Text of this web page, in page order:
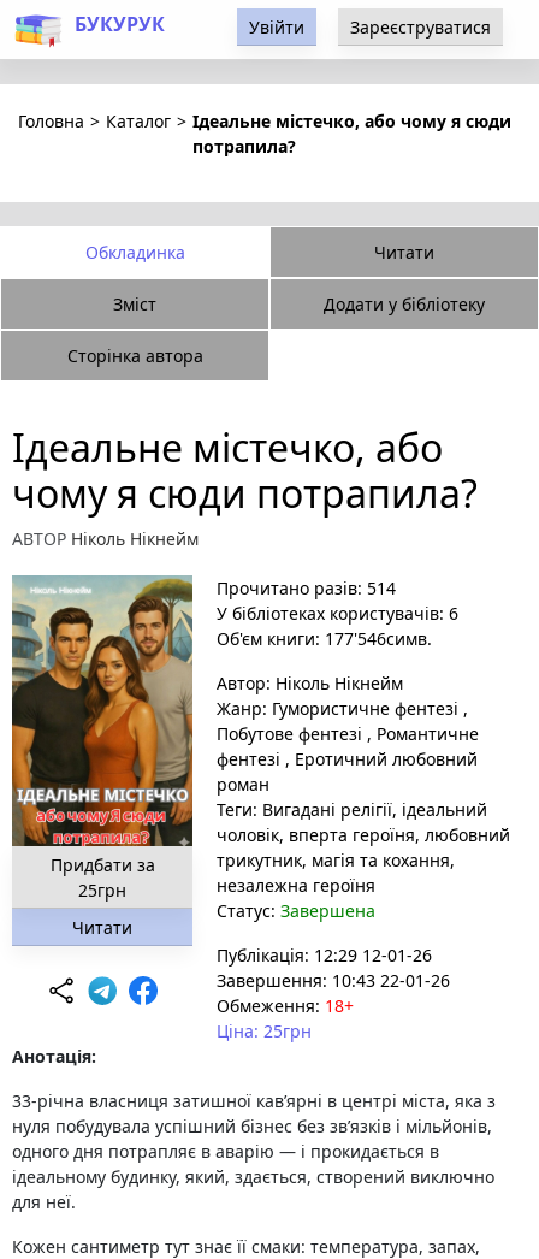
БУКУРУК Увійти Зареєструватися
Головна > Каталог > Ідеальне містечко, або чому я сюди
потрапила?
Обкладинка Читати
Зміст Додати у бібліотеку
Сторінка автора
Ідеальне містечко, або
чому я сюди потрапила?
АВТОР Ніколь Нікнейм
Придбати за
25грн
Читати
Прочитано разів: 514
У бібліотеках користувачів: 6
Об'єм книги: 177'546симв.
Автор: Ніколь Нікнейм
Жанр: Гумористичне фентезі ,
Побутове фентезі , Романтичне
фентезі , Еротичний любовний
роман
Теги: Вигадані релігії, ідеальний
чоловік, вперта героїня, любовний
трикутник, магія та кохання,
незалежна героїня
Статус: Завершена
Публікація: 12:29 12-01-26
Завершення: 10:43 22-01-26
Обмеження: 18+
Ціна: 25грн
Анотація:
33-річна власниця затишної кав’ярні в центрі міста, яка з
нуля побудувала успішний бізнес без зв’язків і мільйонів,
одного дня потрапляє в аварію — і прокидається в
ідеальному будинку, який, здається, створений виключно
для неї.
Кожен сантиметр тут знає її смаки: температура, запах,